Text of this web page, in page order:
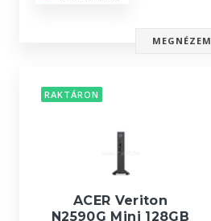
MEGNÉZEM
RAKTÁRON
ACER Veriton
N2590G Mini 128GB